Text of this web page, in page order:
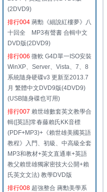
(2DVD9)
排行004 蔣勳《細說紅樓夢》八
十回全 MP3有聲書 合輯中文
DVD版(2DVD9)
排行006 微軟 G4D單一ISO安裝
WinXP、Server、Vista、7、8
系統隨身硬碟v3 更新至2013.7
月 繁體中文DVD9版(4DVD9)
(USB隨身碟也可用)
排行007 賴世雄數套英文教學合
輯([英語]常春藤賴氏KK音標
(PDF+MP3)+《賴世雄美國英語
教程》入門、初級、中高級全套
MP3和教材+英文直通車+英語
教父賴世雄獨家密技大公開+賴
氏英文文法) 教學DVD版
排行008 超強整合 蔣勳美學系